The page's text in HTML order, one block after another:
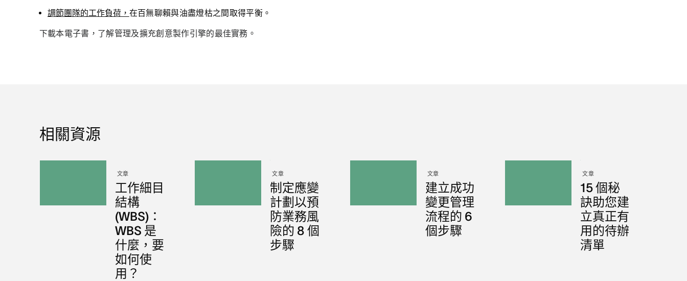
調節團隊的工作負荷， 在百無聊賴與油盡燈枯之間取得平衡。
下載本電子書，了解管理及擴充創意製作引擎的最佳實務。
相關資源
文章
工作細目
結構
(WBS)：
WBS 是
什麼，要
如何使
用？
文章
制定應變
計劃以預
防業務風
險的 8 個
步驟
文章
建立成功
變更管理
流程的 6
個步驟
文章
15 個秘
訣助您建
立真正有
用的待辦
清單